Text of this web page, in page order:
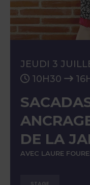
JEUDI 3
10H30
DE LA
AVEC LAURE